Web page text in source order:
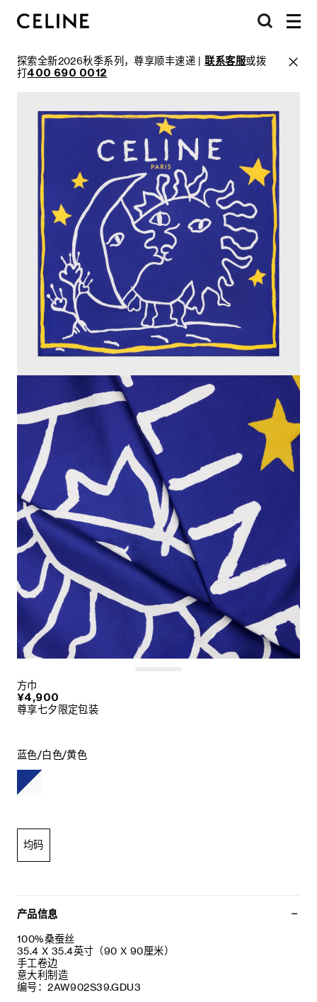
探索全新2026秋季系列，尊享顺丰速递 |联系客服或拨
打400 690 0012
方巾
¥4,900
尊享七夕限定包装
蓝色/白色/黄色
均码
产品信息
100%桑蚕丝
35.4 X 35.4英寸（90 X 90厘米）
手工卷边
意大利制造
编号：2AW902S39.GDU3